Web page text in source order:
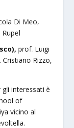
Di Meo,
prof. Luigi
Rizzo,
interessati è
of
vicino al